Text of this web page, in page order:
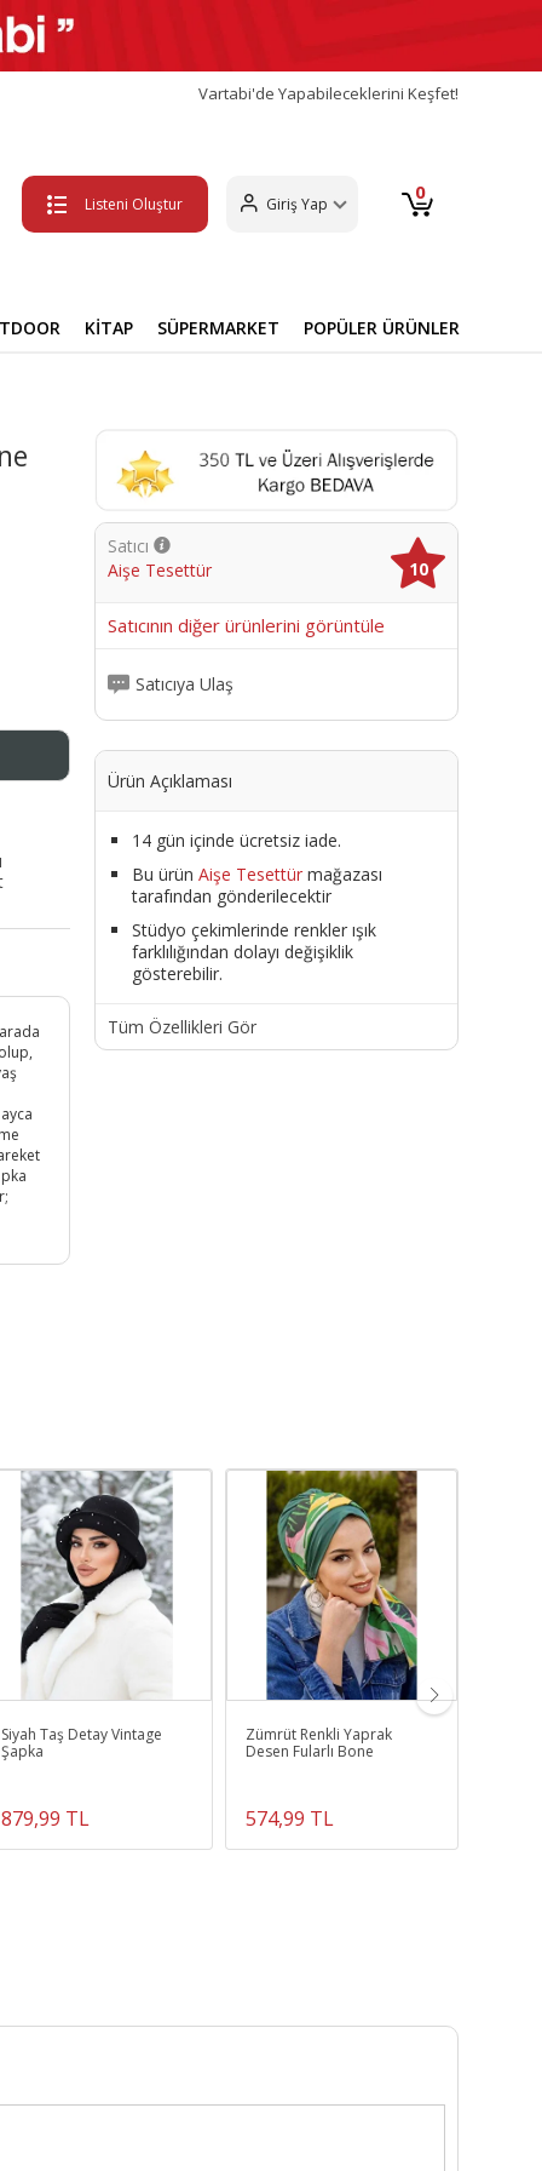
Vartabi'de Yapabileceklerini Keşfet!
Listeni Oluştur Giriş Yap 0
KİTAP SÜPERMARKET POPÜLER ÜRÜNLER
Satıcı
Aişe Tesettür
10
Satıcının diğer ürünlerini görüntüle
Satıcıya Ulaş
Ürün Açıklaması
14 gün içinde ücretsiz iade.
Bu ürün Aişe Tesettürmağazası
tarafından gönderilecektir
Stüdyo çekimlerinde renkler ışık
farklılığından dolayı değişiklik
gösterebilir.
Tüm Özellikleri Gör
Siyah Taş Detay Vintage
Şapka
879,99 TL
Zümrüt Renkli Yaprak
Desen Fularlı Bone
574,99 TL